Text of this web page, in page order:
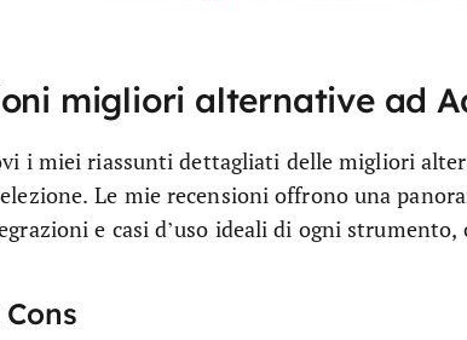
migliori alternative ad
i miei riassunti dettagliati delle migliori
Le mie recensioni offrono una
e casi d’uso ideali di ogni strumento,